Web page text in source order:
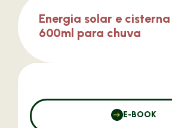
Energia solar e
600ml para chuva
E-BOOK